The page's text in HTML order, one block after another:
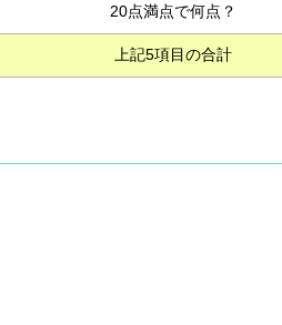
20点満点で何点？
上記5項目の合計